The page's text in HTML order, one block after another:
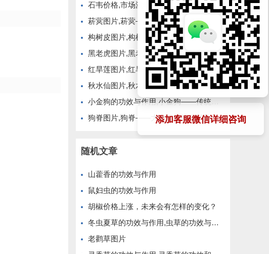
添加客服微信详细咨询
石韦价格,市场波动与种植前景
菥蓂图片,菥蓂——自然界的绿色精灵
构树皮图片,构树皮的历史与文化
黑老虎图片,黑老虎——神秘而珍贵的野生植物
红旱莲图片,红旱莲——大自然的红色精灵
秋水仙图片,秋水仙的美丽与神秘——大自然的瑰宝
小金狗的功效与作用,小金狗——传统药材的现代应用
狗脊图片,狗脊——大自然的神奇植物
随机文章
山藿香的功效与作用
鼠妇虫的功效与作用
胡椒价格上涨，未来会有怎样的变化？
冬虫夏草的功效与作用,虫草的功效与作用
老鹳草图片